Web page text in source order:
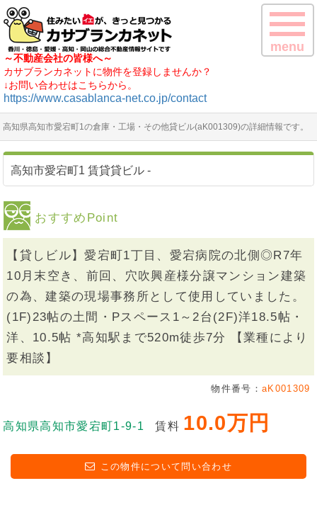
～不動産会社の皆様へ～
カサブランカネットに物件を登録しませんか？
↓お問い合わせはこちらから。
https://www.casablanca-net.co.jp/contact
menu
高知県高知市愛宕町1の倉庫・工場・その他貸ビル(aK001309)の詳細情報です。
高知市愛宕町1 賃貸貸ビル -
おすすめPoint
【貸しビル】愛宕町1丁目、愛宕病院の北側◎R7年
10月末空き、前回、穴吹興産様分譲マンション建築
の為、建築の現場事務所として使用していました。
(1F)23帖の土間・Pスペース1～2台(2F)洋18.5帖・
洋、10.5帖 *高知駅まで520m徒歩7分 【業種により
要相談】
物件番号： aK001309
高知県高知市愛宕町1-9-1 賃料 10.0万円
この物件について問い合わせ